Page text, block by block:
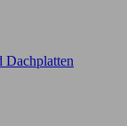
Dachplatten